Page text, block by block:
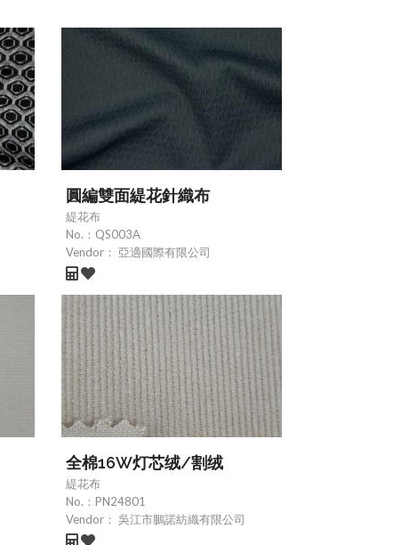
圓編雙面緹花針織布
緹花布
No.： QS003A
Vendor： 亞適國際有限公司
全棉16W灯芯绒/割绒
緹花布
No.： PN24801
Vendor： 吳江市鵬諾紡織有限公司